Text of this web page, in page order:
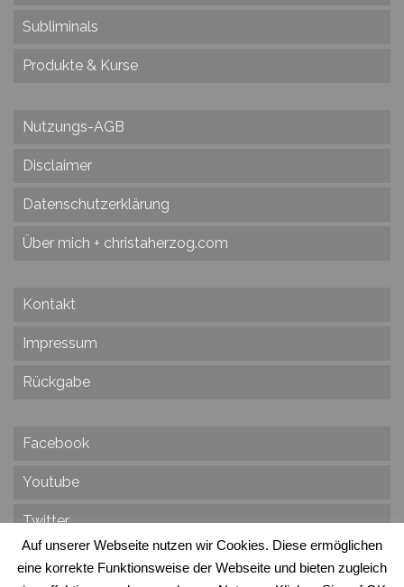
Subliminals
Produkte & Kurse
Nutzungs-AGB
Disclaimer
Datenschutzerklärung
Über mich + christaherzog.com
Kontakt
Impressum
Rückgabe
Facebook
Youtube
Twitter
Auf unserer Webseite nutzen wir Cookies. Diese ermöglichen
eine korrekte Funktionsweise der Webseite und bieten zugleich